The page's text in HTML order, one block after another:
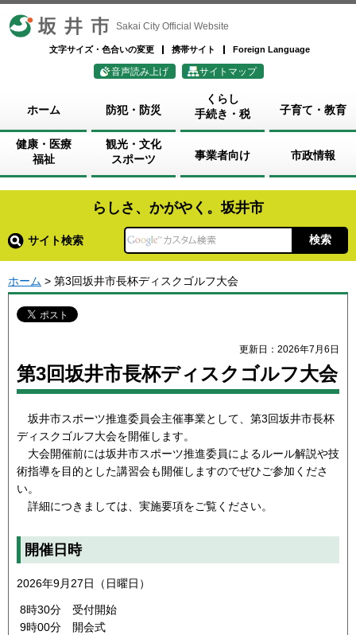
坂井市 Sakai City Official Website
文字サイズ・色合いの変更 携帯サイト Foreign Language
音声読み上げ サイトマップ
ホーム 防犯・防災
くらし
手続き・税
子育て・教育
健康・医療
福祉
観光・文化
スポーツ
事業者向け 市政情報
らしさ、かがやく。坂井市
サイト検索
ホーム > 第3回坂井市長杯ディスクゴルフ大会
更新日：2026年7月6日
第3回坂井市長杯ディスクゴルフ大会
坂井市スポーツ推進委員会主催事業として、第3回坂井市長杯
ディスクゴルフ大会を開催します。
大会開催前には坂井市スポーツ推進委員によるルール解説や技
術指導を目的とした講習会も開催しますのでぜひご参加くださ
い。
詳細につきましては、実施要項をご覧ください。
開催日時
2026年9月27日（日曜日）
8時30分 受付開始
9時00分 開会式